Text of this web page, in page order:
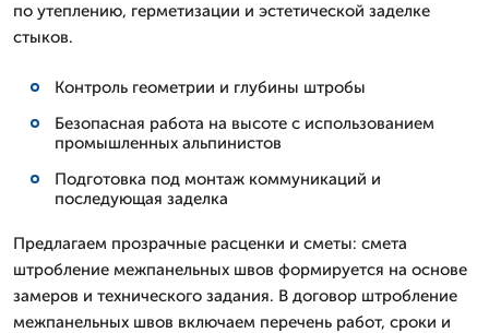
по утеплению, герметизации и эстетической заделке
стыков.
Контроль геометрии и глубины штробы
Безопасная работа на высоте с использованием
промышленных альпинистов
Подготовка под монтаж коммуникаций и
последующая заделка
Предлагаем прозрачные расценки и сметы: смета
штробление межпанельных швов формируется на основе
замеров и технического задания. В договор штробление
межпанельных швов включаем перечень работ, сроки и